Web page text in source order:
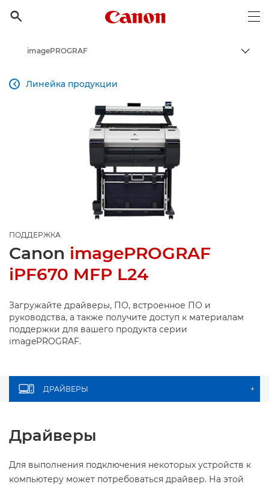

Canon Logo, back to
imagePROGRAF
Линейка продукции

ПОДДЕРЖКА
Canon imagePROGRAF
iPF670 MFP L24
Загружайте драйверы, ПО, встроенное ПО и
руководства, а также получите доступ к материалам
поддержки для вашего продукта серии
imagePROGRAF.
ДРАЙВЕРЫ +
Драйверы
Для выполнения подключения некоторых устройств к
компьютеру может потребоваться драйвер. На этой